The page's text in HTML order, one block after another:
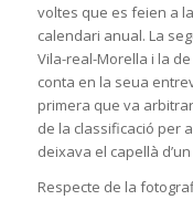
voltes que es feien a
calendari anual. La
Vila-real-Morella i la
conta en la seua
primera que va
de la classificació per
deixava el capellà
Respecte de la